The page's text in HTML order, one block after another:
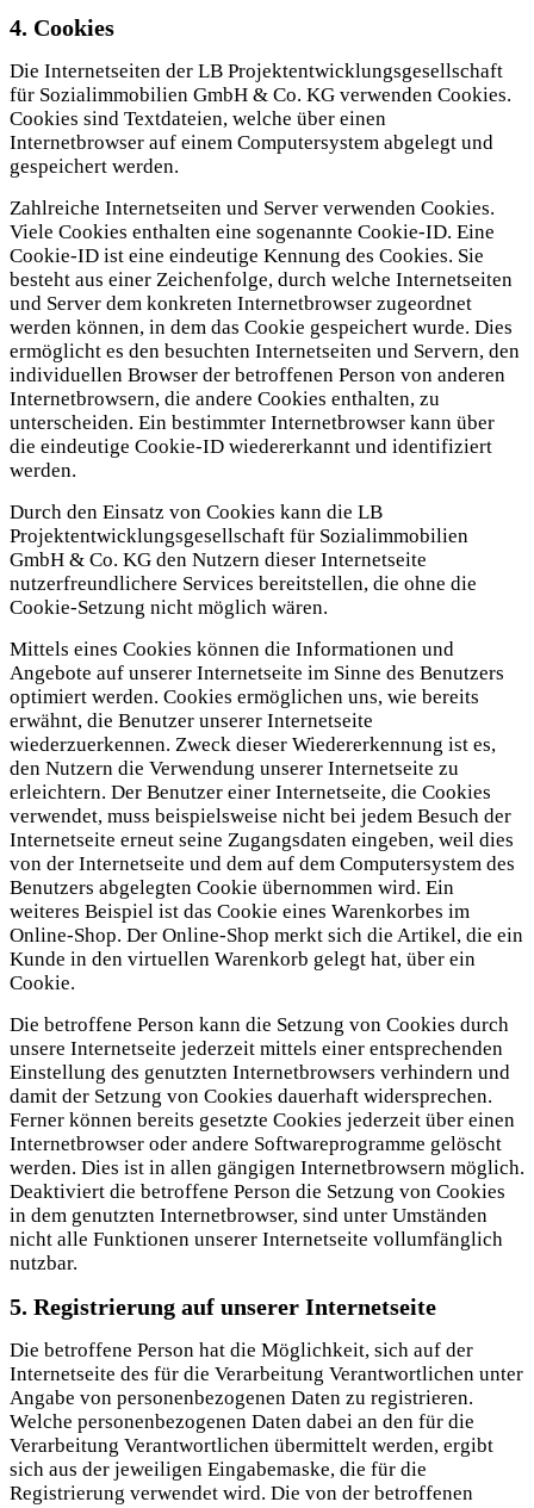
4. Cookies
Die Internetseiten der LB Projektentwicklungsgesellschaft
für Sozialimmobilien GmbH & Co. KG verwenden Cookies.
Cookies sind Textdateien, welche über einen
Internetbrowser auf einem Computersystem abgelegt und
gespeichert werden.
Zahlreiche Internetseiten und Server verwenden Cookies.
Viele Cookies enthalten eine sogenannte Cookie-ID. Eine
Cookie-ID ist eine eindeutige Kennung des Cookies. Sie
besteht aus einer Zeichenfolge, durch welche Internetseiten
und Server dem konkreten Internetbrowser zugeordnet
werden können, in dem das Cookie gespeichert wurde. Dies
ermöglicht es den besuchten Internetseiten und Servern, den
individuellen Browser der betroffenen Person von anderen
Internetbrowsern, die andere Cookies enthalten, zu
unterscheiden. Ein bestimmter Internetbrowser kann über
die eindeutige Cookie-ID wiedererkannt und identifiziert
werden.
Durch den Einsatz von Cookies kann die LB
Projektentwicklungsgesellschaft für Sozialimmobilien
GmbH & Co. KG den Nutzern dieser Internetseite
nutzerfreundlichere Services bereitstellen, die ohne die
Cookie-Setzung nicht möglich wären.
Mittels eines Cookies können die Informationen und
Angebote auf unserer Internetseite im Sinne des Benutzers
optimiert werden. Cookies ermöglichen uns, wie bereits
erwähnt, die Benutzer unserer Internetseite
wiederzuerkennen. Zweck dieser Wiedererkennung ist es,
den Nutzern die Verwendung unserer Internetseite zu
erleichtern. Der Benutzer einer Internetseite, die Cookies
verwendet, muss beispielsweise nicht bei jedem Besuch der
Internetseite erneut seine Zugangsdaten eingeben, weil dies
von der Internetseite und dem auf dem Computersystem des
Benutzers abgelegten Cookie übernommen wird. Ein
weiteres Beispiel ist das Cookie eines Warenkorbes im
Online-Shop. Der Online-Shop merkt sich die Artikel, die ein
Kunde in den virtuellen Warenkorb gelegt hat, über ein
Cookie.
Die betroffene Person kann die Setzung von Cookies durch
unsere Internetseite jederzeit mittels einer entsprechenden
Einstellung des genutzten Internetbrowsers verhindern und
damit der Setzung von Cookies dauerhaft widersprechen.
Ferner können bereits gesetzte Cookies jederzeit über einen
Internetbrowser oder andere Softwareprogramme gelöscht
werden. Dies ist in allen gängigen Internetbrowsern möglich.
Deaktiviert die betroffene Person die Setzung von Cookies
in dem genutzten Internetbrowser, sind unter Umständen
nicht alle Funktionen unserer Internetseite vollumfänglich
nutzbar.
5. Registrierung auf unserer Internetseite
Die betroffene Person hat die Möglichkeit, sich auf der
Internetseite des für die Verarbeitung Verantwortlichen unter
Angabe von personenbezogenen Daten zu registrieren.
Welche personenbezogenen Daten dabei an den für die
Verarbeitung Verantwortlichen übermittelt werden, ergibt
sich aus der jeweiligen Eingabemaske, die für die
Registrierung verwendet wird. Die von der betroffenen